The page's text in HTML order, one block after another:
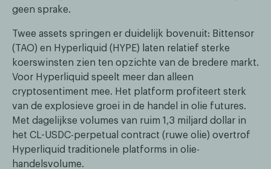
geen sprake.
Twee assets springen er duidelijk bovenuit: Bittensor
(TAO) en Hyperliquid (HYPE) laten relatief sterke
koerswinsten zien ten opzichte van de bredere markt.
Voor Hyperliquid speelt meer dan alleen
cryptosentiment mee. Het platform profiteert sterk
van de explosieve groei in de handel in olie futures.
Met dagelijkse volumes van ruim 1,3 miljard dollar in
het CL-USDC-perpetual contract (ruwe olie) overtrof
Hyperliquid traditionele platforms in olie-
handelsvolume.